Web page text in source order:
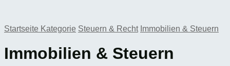
Startseite Kategorie Steuern & Recht Immobilien & Steuern
Immobilien & Steuern